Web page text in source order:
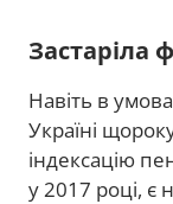
Застаріла
Навіть в
Україні
індексацію
у 2017 році,